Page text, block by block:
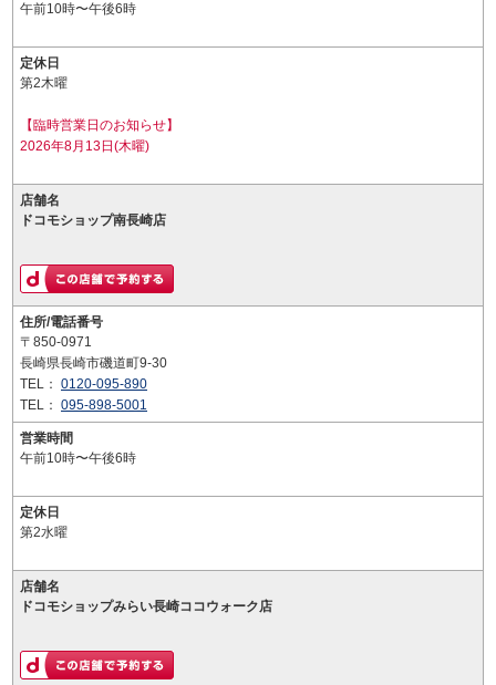
午前10時〜午後6時
定休日
第2木曜
【臨時営業日のお知らせ】
2026年8月13日(木曜)
店舗名
ドコモショップ南長崎店
住所/電話番号
〒850-0971
長崎県長崎市磯道町9-30
TEL： 0120-095-890
TEL： 095-898-5001
営業時間
午前10時〜午後6時
定休日
第2水曜
店舗名
ドコモショップみらい長崎ココウォーク店